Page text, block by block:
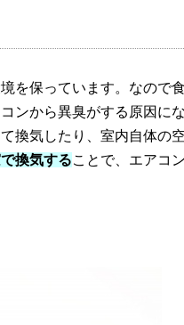
を保っています。なので
ンから異臭がする原因に
換気したり、室内自体の
換気することで、エアコ